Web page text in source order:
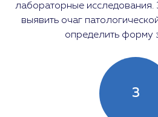
лабораторные исследования.
выявить очаг
определить форму
3